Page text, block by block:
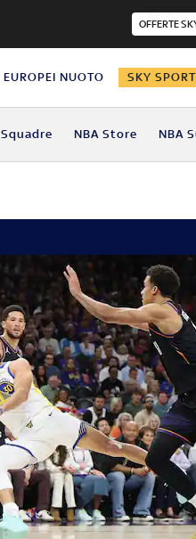
OFFERTE
EUROPEI NUOTO SKY
Squadre NBA Store NBA